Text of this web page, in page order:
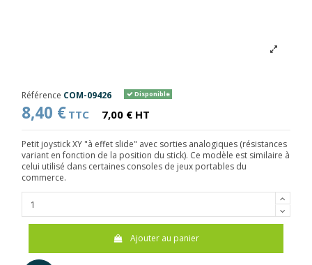
Référence COM-09426 Disponible
8,40 € TTC 7,00 € HT
Petit joystick XY "à effet slide" avec sorties analogiques (résistances
variant en fonction de la position du stick). Ce modèle est similaire à
celui utilisé dans certaines consoles de jeux portables du
commerce.
Ajouter au panier